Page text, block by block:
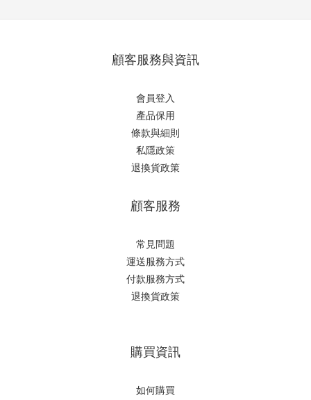
顧客服務與資訊
會員登入
產品保用
條款與細則
私隱政策
退換貨政策
顧客服務
常見問題
運送服務方式
付款服務方式
退換貨政策
購買資訊
如何購買